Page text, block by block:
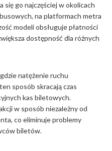
się go najczęściej w okolicach
na platformach metra
modeli obsługuje płatności
dostępność dla różnych
natężenie ruchu
sposób skracają czas
kas biletowych.
w sposób niezależny od
co eliminuje problemy
biletów.